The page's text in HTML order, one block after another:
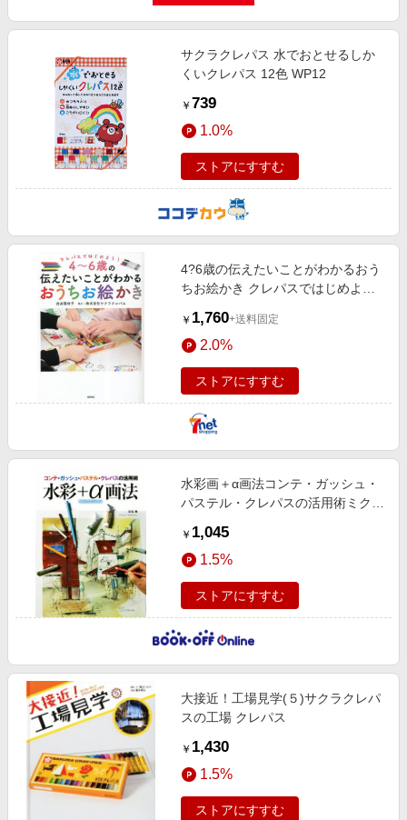
サクラクレパス 水でおとせるしか
くいクレパス 12色 WP12
￥ 739
1.0%
ストアにすすむ
4?6歳の伝えたいことがわかるおう
ちお絵かき クレパスではじめよ
￥ 1,760+送料固定
2.0%
ストアにすすむ
水彩画＋α画法コンテ・ガッシュ・
パステル・クレパスの活用術ミクス
￥ 1,045
1.5%
ストアにすすむ
大接近！工場見学(５)サクラクレパ
スの工場 クレパス
￥ 1,430
1.5%
ストアにすすむ